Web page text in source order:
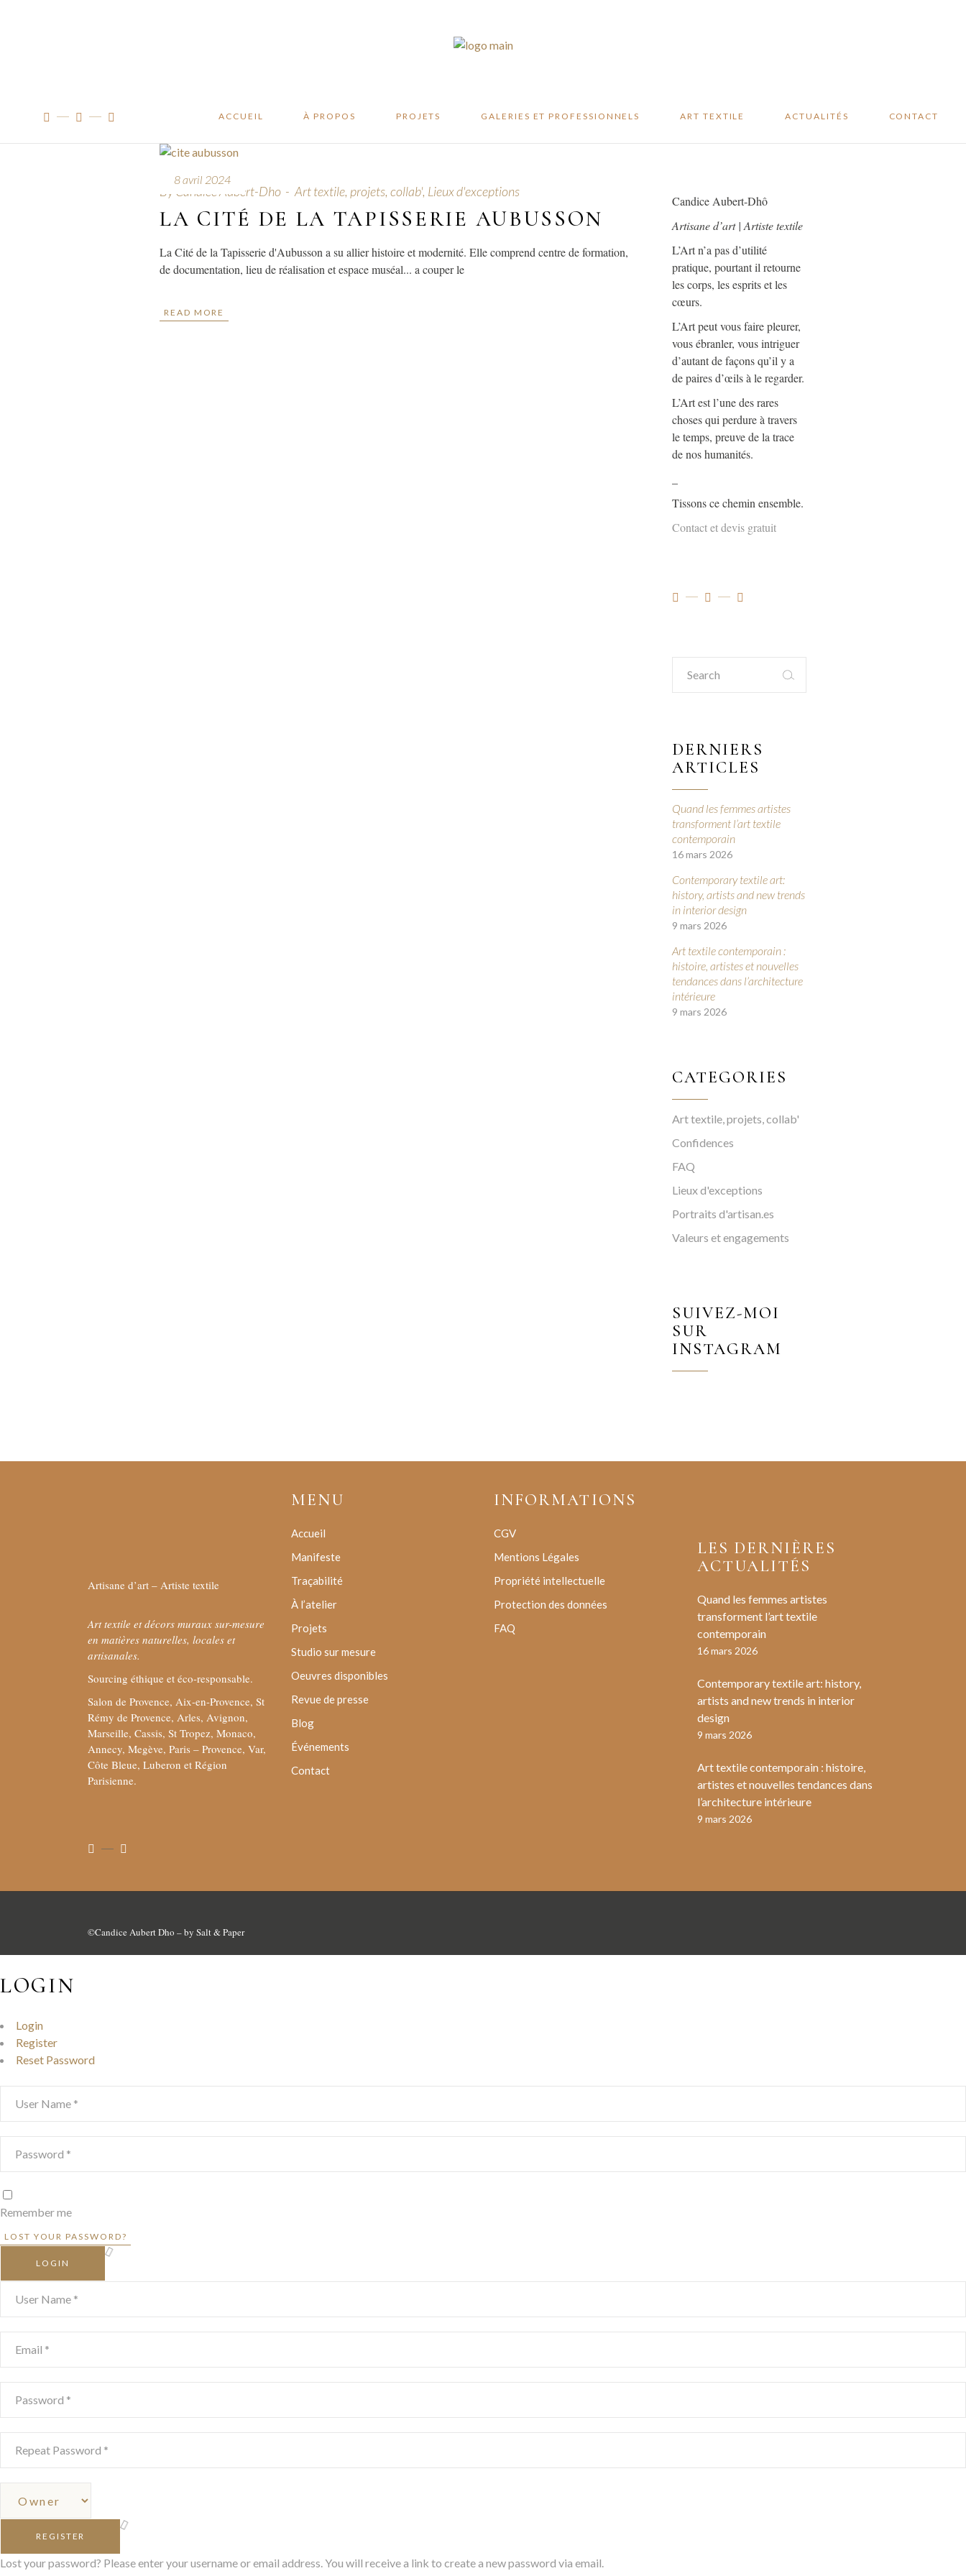
ACCUEIL À PROPOS
Traçabilité
À l’atelier
PROJETS GALERIES ET PROFESSIONNELS ART TEXTILE
Oeuvres
disponibles
ACTUALITÉS CONTACT
8 avril 2024
By Candice Aubert-Dho Art textile, projets, collab', Lieux d'exceptions
LA CITÉ DE LA TAPISSERIE AUBUSSON
La Cité de la Tapisserie d'Aubusson a su allier histoire et modernité. Elle comprend centre de formation,
de documentation, lieu de réalisation et espace muséal... a couper le
READ MORE
Candice Aubert-Dhô
Artisane d’art | Artiste textile
L’Art n’a pas d’utilité
pratique, pourtant il retourne
les corps, les esprits et les
cœurs.
L’Art peut vous faire pleurer,
vous ébranler, vous intriguer
d’autant de façons qu’il y a
de paires d’œils à le regarder.
L’Art est l’une des rares
choses qui perdure à travers
le temps, preuve de la trace
de nos humanités.
Tissons ce chemin ensemble.
Contact et devis gratuit
Search
for:
DERNIERS
ARTICLES
Quand les femmes artistes
transforment l’art textile
contemporain
16 mars 2026
Contemporary textile art:
history, artists and new trends
in interior design
9 mars 2026
Art textile contemporain :
histoire, artistes et nouvelles
tendances dans l’architecture
intérieure
9 mars 2026
CATEGORIES
Art textile, projets, collab'
Confidences
FAQ
Lieux d'exceptions
Portraits d'artisan.es
Valeurs et engagements
SUIVEZ-MOI
SUR
INSTAGRAM
Artisane d’art – Artiste textile
Art textile et décors muraux sur-mesure
en matières naturelles, locales et
artisanales.
Sourcing éthique et éco-responsable.
Salon de Provence, Aix-en-Provence, St
Rémy de Provence, Arles, Avignon,
Marseille, Cassis, St Tropez, Monaco,
Annecy, Megève, Paris – Provence, Var,
Côte Bleue, Luberon et Région
Parisienne.
MENU
Accueil
Manifeste
Traçabilité
À l’atelier
Projets
Studio sur mesure
Oeuvres disponibles
Revue de presse
Blog
Événements
Contact
INFORMATIONS
CGV
Mentions Légales
Propriété intellectuelle
Protection des données
FAQ
LES DERNIÈRES
ACTUALITÉS
Quand les femmes artistes
transforment l’art textile
contemporain
16 mars 2026
Contemporary textile art: history,
artists and new trends in interior
design
9 mars 2026
Art textile contemporain : histoire,
artistes et nouvelles tendances dans
l’architecture intérieure
9 mars 2026
©Candice Aubert Dho – by Salt & Paper
LOGIN
Login
Register
Reset Password
Remember me
LOST YOUR PASSWORD?
LOGIN
REGISTER
Lost your password? Please enter your username or email address. You will receive a link to create a new password via email.